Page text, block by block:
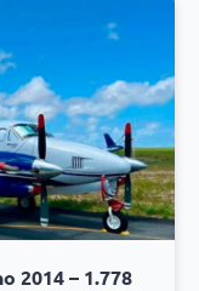
2014 – 1.778